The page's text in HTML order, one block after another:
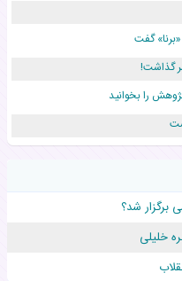
گفت
را بخوانید
خرج داشته
داد!
برگزار شد؟
خلیلی